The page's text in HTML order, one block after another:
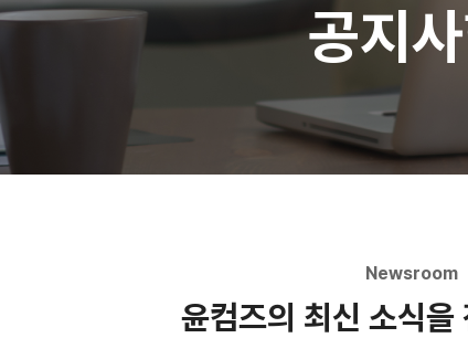
공지
Newsroom
윤컴즈의 최신 소식을